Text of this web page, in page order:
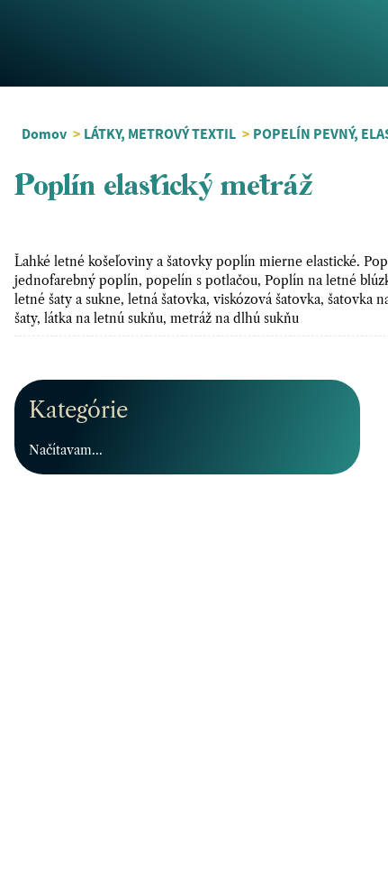
Domov > LÁTKY, METROVÝ TEXTIL > POPELÍN PEVNÝ,
Poplín elastický metráž
Ľahké letné košeľoviny a šatovky poplín mierne elastické.
jednofarebný poplín, popelín s potlačou, Poplín na letné
letné šaty a sukne, letná šatovka, viskózová šatovka, šatovka
šaty, látka na letnú sukňu, metráž na dlhú sukňu
Kategórie
Načítavam...